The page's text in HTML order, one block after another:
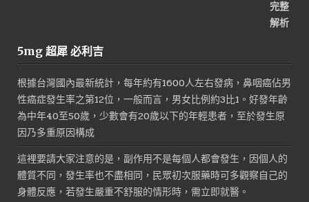
5mg 超犀 必利吉
根據台灣國內最新統計，每年約有1600人左右發病，鼻咽癌佔男
性癌症發生率之第12位，一般而言，男女比例約3比1。好發年齡
為中年40至50歲，少數會有20歲以下的年輕患者，至於發生原
因乃多重原因構成
這裡要請大家注意的是，副作用不是每個人都會發生，因個人的
體質不同，發生率也不盡相同，民眾初次服藥時可多觀察自己的
身體反應，若發生嚴重不舒服的情形時，需立即就醫。